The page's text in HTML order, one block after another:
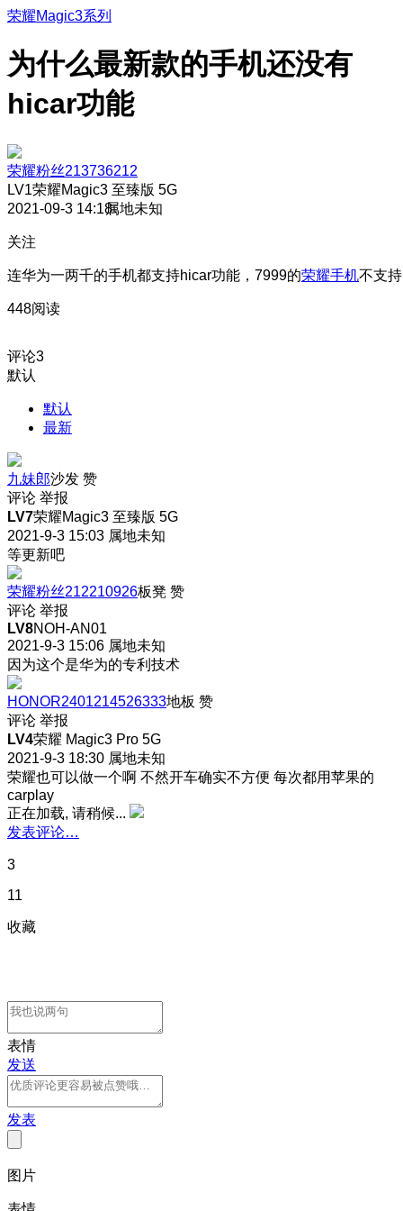
荣耀Magic3系列
为什么最新款的手机还没有
hicar功能
荣耀粉丝213736212
LV1荣耀Magic3 至臻版 5G
2021-09-3 14:18属地未知
关注
连华为一两千的手机都支持hicar功能，7999的荣耀手机不支持
448阅读
评论3
默认
默认
最新
九妹郎沙发 赞
评论 举报
LV7荣耀Magic3 至臻版 5G
2021-9-3 15:03 属地未知
等更新吧
荣耀粉丝212210926板凳 赞
评论 举报
LV8NOH-AN01
2021-9-3 15:06 属地未知
因为这个是华为的专利技术
HONOR2401214526333地板 赞
评论 举报
LV4荣耀 Magic3 Pro 5G
2021-9-3 18:30 属地未知
荣耀也可以做一个啊 不然开车确实不方便 每次都用苹果的
carplay
正在加载, 请稍候...
发表评论…
3
11
收藏
表情
发送
发表
图片